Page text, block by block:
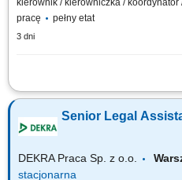
kierownik / kierowniczka /
pracę
pełny etat
3 dni
Koordynowanie działań związanych
powierzchni handlowych i
dotyczących najmu oraz współpraca
Senior Legal
DEKRA Praca Sp. z o.o.
stacjonarna